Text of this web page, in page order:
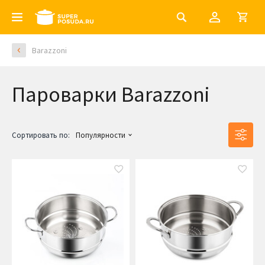
Barazzoni
Пароварки Barazzoni
Сортировать по: Популярности